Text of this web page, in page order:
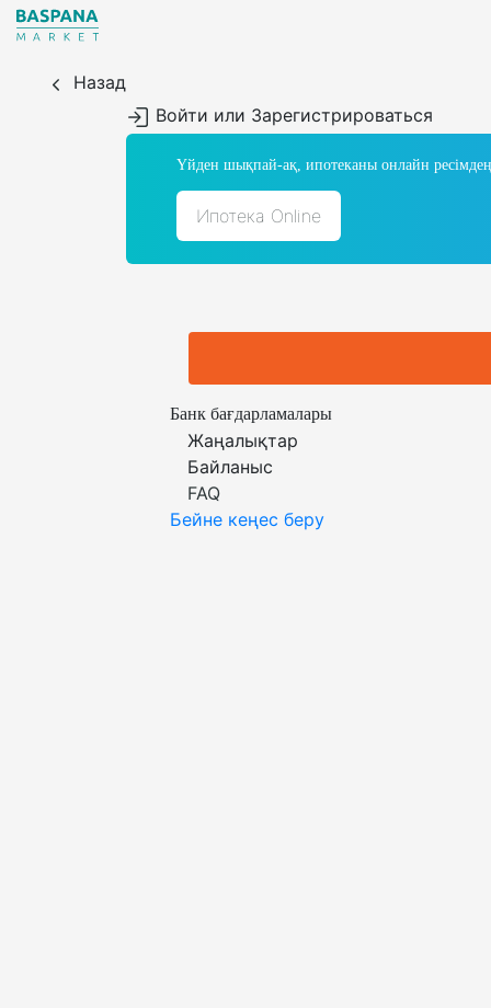
Назад
Войти или Зарегистрироваться
Үйден шықпай-ақ, ипотеканы онлайн
Ипотека Online
Банк бағдарламалары
Жаңалықтар
Байланыс
FAQ
Бейне кеңес беру